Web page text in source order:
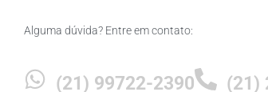
Alguma dúvida? Entre em contato:
(21) 99722-2390
(21)